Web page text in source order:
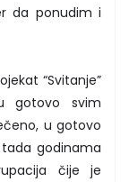
da ponudim i
“Svitanje”
gotovo svim
u gotovo
godinama
čije je